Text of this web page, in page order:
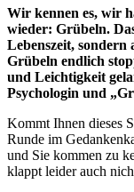
Wir kennen es, wir
wieder: Grübeln.
Lebenszeit, sondern
Grübeln endlich
und Leichtigkeit
Psychologin und
Kommt Ihnen dieses
Runde im
und Sie kommen zu
klappt leider auch